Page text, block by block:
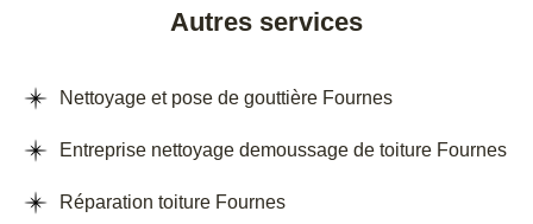
Autres services
Nettoyage et pose de gouttière Fournes
Entreprise nettoyage demoussage de toiture Fournes
Réparation toiture Fournes